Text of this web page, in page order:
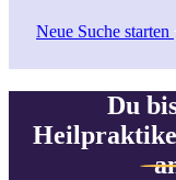
Neue Suche starten
Du